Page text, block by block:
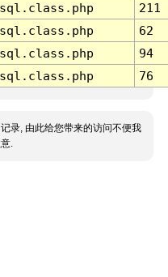
211
62
94
76
录, 由此给您带来的访问不便我
.